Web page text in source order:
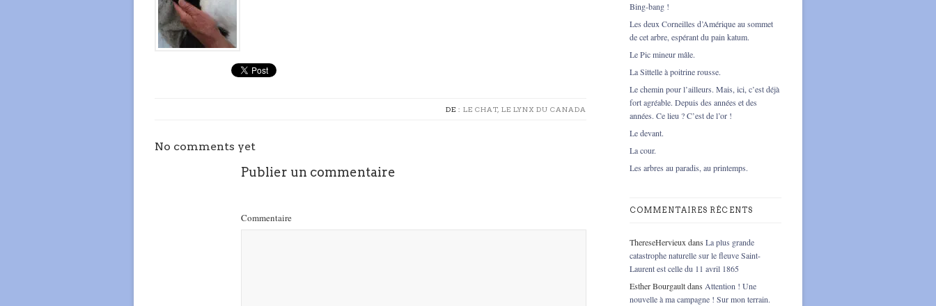
DE : LE CHAT, LE LYNX DU CANADA
No comments yet
Publier un commentaire
Commentaire
Bing-bang !
Les deux Corneilles d’Amérique au sommet
de cet arbre, espérant du pain katum.
Le Pic mineur mâle.
La Sittelle à poitrine rousse.
Le chemin pour l’ailleurs. Mais, ici, c’est déjà
fort agréable. Depuis des années et des
années. Ce lieu ? C’est de l’or !
Le devant.
La cour.
Les arbres au paradis, au printemps.
COMMENTAIRES RÉCENTS
ThereseHervieux dans La plus grande
catastrophe naturelle sur le fleuve Saint-
Laurent est celle du 11 avril 1865
Esther Bourgaultdans Attention ! Une
nouvelle à ma campagne ! Sur mon terrain.